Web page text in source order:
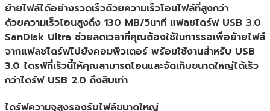
ย้ายไฟล์ได้อย่างรวดเร็วด้วยความเร็วโอนไฟล์ที่สูงกว่า
ด้วยความเร็วโอนสูงถึง 130 MB/วินาที แฟลชไดร์ฟ USB 3.0
SanDisk Ultra ช่วยลดเวลาที่คุณต้องใช้ในการรอเพื่อย้ายไฟล์
จากแฟลชไดร์ฟไปยังคอมพิวเตอร์ พร้อมใช้งานสำหรับ USB
3.0 ไดรฟ์ที่เร็วนี้ให้คุณสามารถโอนและจัดเก็บขนาดใหญ่ได้เร็ว
กว่าไดร์ฟ USB 2.0 ถึงสิบเท่า
ไดร์ฟความจุสูงรองรับไฟล์ขนาดใหญ่